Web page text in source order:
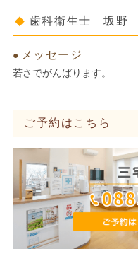
歯科衛生士 坂野
メッセージ
若さでがんばります。
ご予約はこちら